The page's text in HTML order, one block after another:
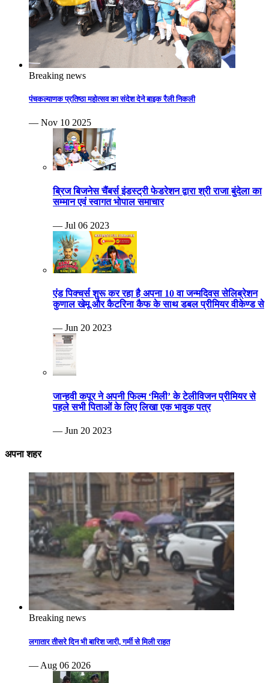
Breaking news
पंचकल्याणक प्रतिष्ठा महोत्सव का संदेश देने बाइक रैली निकली
— Nov 10 2025
ब्रिज बिजनेस चैंबर्स इंडस्ट्री फेडरेशन द्वारा श्री राजा बुंदेला का
सम्मान एवं स्वागत भोपाल समाचार
— Jul 06 2023
एंड पिक्चर्स शुरू कर रहा है अपना 10 वा जन्मदिवस सेलिब्रेशन
कुणाल खेमू और कैटरिना कैफ के साथ डबल प्रीमियर वीकेण्ड से
— Jun 20 2023
जान्हवी कपूर ने अपनी फिल्म ‘मिली’ के टेलीविजन प्रीमियर से
पहले सभी पिताओं के लिए लिखा एक भावुक पत्र
— Jun 20 2023
अपना शहर
Breaking news
लगातार तीसरे दिन भी बारिश जारी, गर्मी से मिली राहत
— Aug 06 2026